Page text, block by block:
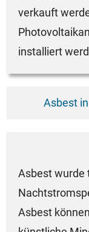
verkauft
installiert
Asbest
Asbest wurde
Asbest